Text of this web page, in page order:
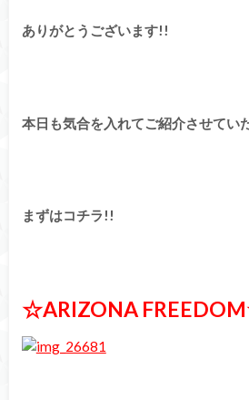
ありがとうございます!!
本日も気合を入れてご紹介させてい
まずはコチラ!!
☆ARIZONA